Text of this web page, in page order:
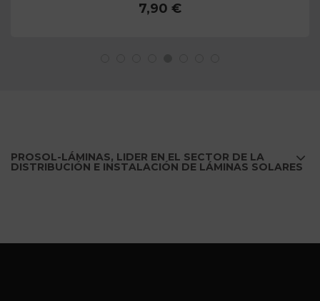
7,90 €
PROSOL-LÁMINAS, LIDER EN EL SECTOR DE LA
DISTRIBUCIÓN E INSTALACIÓN DE LÁMINAS SOLARES